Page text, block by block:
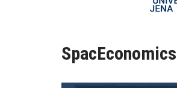
SpacEconomics